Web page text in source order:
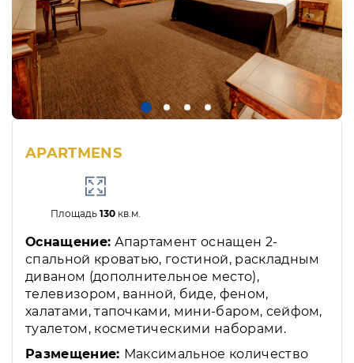
APARTMENS
Площадь 130кв.м.
Оснащение: Апартамент оснащен 2-
спальной кроватью, гостиной, раскладным
диваном (дополнительное место),
телевизором, ванной, биде, феном,
халатами, тапочками, мини-баром, сейфом,
туалетом, косметическими наборами.
Размещение: Максимальное количество